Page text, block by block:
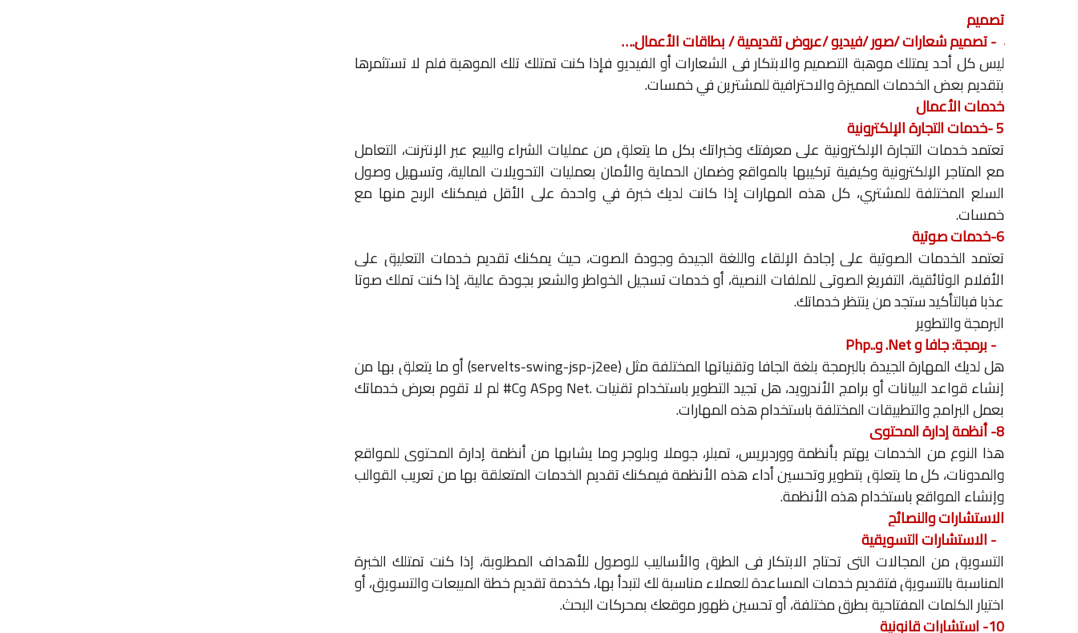
تصميم
/صور/فيديو/عروض تقديمية/بطاقات الأعمال….
ليس كل أحد يمتلك موهبة التصميم والابتكار في الشعارات أو الفيديو فإذا كنت تمتلك تلك الموهبة فلم لا تستثمرها
بتقديم بعض الخدمات المميزة والاحترافية للمشترين في خمسات.
خدماتالأعمال
5
-خدمات التجارة الإلكترونية
تعتمد خدمات التجارة الإلكترونية على معرفتك وخبراتك بكل ما يتعلق من عمليات الشراء والبيع عبر الإنترنت، التعامل
مع المتاجر الإلكترونية وكيفية تركيبها بالمواقع وضمان الحماية والأمان بعمليات التحويلات المالية، وتسهيل وصول
السلع المختلفة للمشتري، كل هذه المهارات إذا كانت لديك خبرة في واحدة على الأقل فيمكنك الربح منها مع
خمسات.
6-خدمات صوتية
تعتمد الخدمات الصوتية على إجادة الإلقاء واللغة الجيدة وجودة الصوت، حيث يمكنك تقديم خدمات التعليق على
الأفلام الوثائقية، التفريغ الصوتي للملفات النصية، أو خدمات تسجيل الخواطر والشعر بجودة عالية، إذا كنت تملك صوتا
عذبا فبالتأكيد ستجد من ينتظر خدماتك.
البرمجة والتطوير
برمجة: جافا و.NetوPhp..
هل لديك المهارة الجيدة بالبرمجة بلغة الجافا وتقنياتها المختلفة مثل (servelts-swing-jsp-j2ee) أو ما يتعلق بها من
إنشاء قواعد البيانات أو برامج الأندرويد، هل تجيد التطوير باستخدام تقنيات .NetوASpوC# لم لا تقوم بعرض خدماتك
بعمل البرامج والتطبيقات المختلفة باستخدام هذه المهارات.
8- أنظمة إدارة المحتوى
هذا النوع من الخدمات يهتم بأنظمة ووردبريس، تمبلر، جوملا وبلوجر وما يشابها من أنظمة إدارة المحتوى للمواقع
والمدونات، كل ما يتعلق بتطوير وتحسين أداء هذه الأنظمة فيمكنك تقديم الخدمات المتعلقة بها من تعريب القوالب
وإنشاء المواقع باستخدام هذه الأنظمة.
الاستشارات والنصائح
التسويق من المجالات التي تحتاج الابتكار في الطرق والأساليب للوصول للأهداف المطلوبة، إذا كنت تمتلك الخبرة
المناسبة بالتسويق فتقديم خدمات المساعدة للعملاء مناسبة لك لتبدأ بها، كخدمة تقديم خطة المبيعات والتسويق، أو
اختيار الكلمات المفتاحية بطرق مختلفة، أو تحسين ظهور موقعك بمحركات البحث.
10- استشارات قانونية